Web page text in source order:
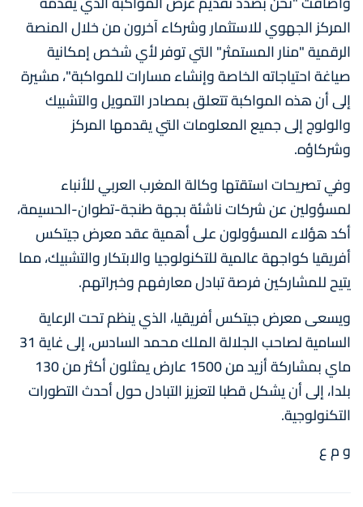
المركز الجهوي للاستثمار وشركاء آخرون من خلال المنصة
الرقمية "منار المستمثر" التي توفر لأي شخص إمكانية
صياغة احتياجاته الخاصة وإنشاء مسارات للمواكبة"، مشيرة
إلى أن هذه المواكبة تتعلق بمصادر التمويل والتشبيك
والولوج إلى جميع المعلومات التي يقدمها المركز
وشركاؤه.
وفي تصريحات استقتها وكالة المغرب العربي للأنباء
لمسؤولين عن شركات ناشئة بجهة طنجة-تطوان-الحسيمة،
أكد هؤلاء المسؤولون على أهمية عقد معرض جيتكس
أفريقيا كواجهة عالمية للتكنولوجيا والابتكار والتشبيك، مما
يتيح للمشاركين فرصة تبادل معارفهم وخبراتهم.
ويسعى معرض جيتكس أفريقيا، الذي ينظم تحت الرعاية
السامية لصاحب الجلالة الملك محمد السادس، إلى غاية 31
ماي بمشاركة أزيد من 1500 عارض يمثلون أكثر من 130
بلدا، إلى أن يشكل قطبا لتعزيز التبادل حول أحدث التطورات
التكنولوجية.
و م ع